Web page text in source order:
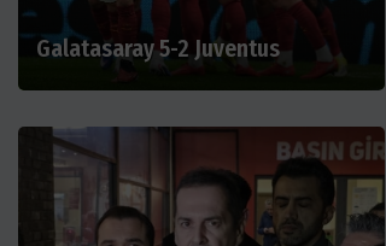
Galatasaray 5-2 Juventus